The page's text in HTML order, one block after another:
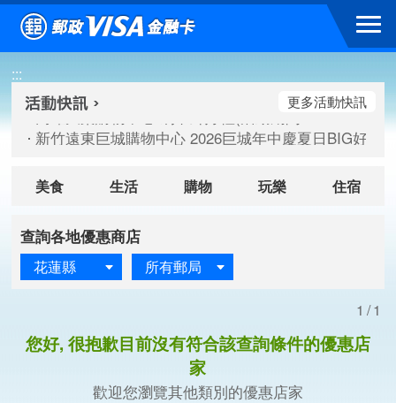
跳到主要內容區塊
:::
高雄大樂購物中心 刷卡郵好禮(活動期間：115/08/07-
臺北三創生活 有點東西第2波 刷卡郵好禮(活動期間：
高雄大樂購物中心 刷卡郵好禮(活動期間：115/08/07-
新竹遠東巨城購物中心 2026巨城年中慶夏日BIG好刷(
更多活動快訊
美食 生活 購物 玩樂 住宿
查詢各地優惠商店
花蓮縣 所有郵局
1/1
您好, 很抱歉目前沒有符合該查詢條件的優惠店
家
歡迎您瀏覽其他類別的優惠店家